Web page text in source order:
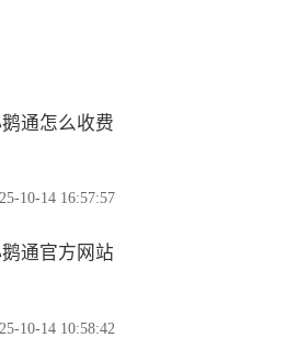
通怎么收费
10-14 16:57:57
通官方网站
10-14 10:58:42